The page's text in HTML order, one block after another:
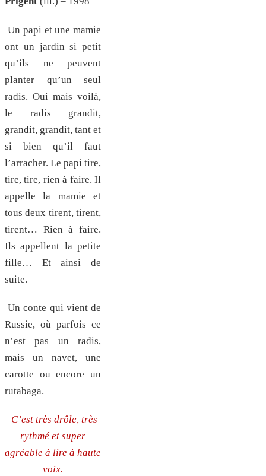
Un papi et une mamie
ont un jardin si petit
qu’ils ne peuvent
planter qu’un seul
radis. Oui mais voilà,
le radis grandit,
grandit, grandit, tant et
si bien qu’il faut
l’arracher. Le papi tire,
tire, tire, rien à faire. Il
appelle la mamie et
tous deux tirent, tirent,
tirent… Rien à faire.
Ils appellent la petite
fille… Et ainsi de
suite.
Un conte qui vient de
Russie, où parfois ce
n’est pas un radis,
mais un navet, une
carotte ou encore un
rutabaga.
C’est très drôle, très
rythmé et super
agréable à lire à haute
voix.